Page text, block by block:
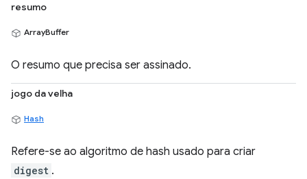
resumo
ArrayBuffer
O resumo que precisa ser assinado.
jogo da velha
Hash
Refere-se ao algoritmo de hash usado para criar
digest .